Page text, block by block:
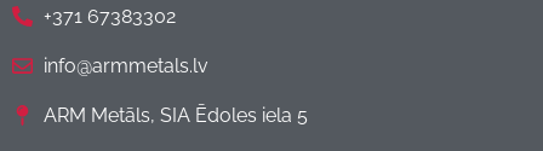
+371 67383302
info@armmetals.lv
ARM Metāls, SIA Ēdoles iela 5